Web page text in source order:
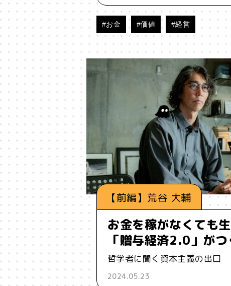
#お金 #価値 #経営
【前編】荒谷 大輔
お金を稼がなくても
「贈与経済2.0」が
哲学者に聞く資本主義の出口
2024.05.23